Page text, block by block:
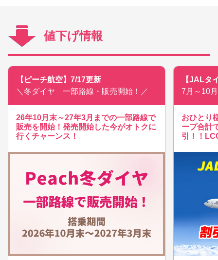
値下げ情報
ド】
【ピーチ航空】7/17更新
＼冬ダイヤ 一部路線・販売開始！／
26年10月末～27年3月までの一部路線で
販売を開始！発売開始した今がオトクに
行くチャーンス！
【JALタ
7月～10
おひとり
ープ合計
引！！